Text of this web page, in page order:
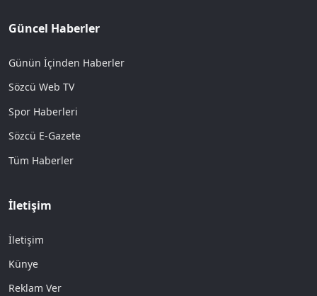
Güncel Haberler
Günün İçinden Haberler
Sözcü Web TV
Spor Haberleri
Sözcü E-Gazete
Tüm Haberler
İletişim
İletişim
Künye
Reklam Ver